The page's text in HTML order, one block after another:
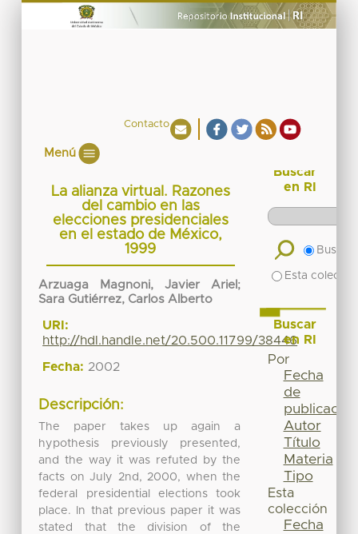
Contacto
Menú
La alianza virtual. Razones
del cambio en las
elecciones presidenciales
en el estado de México,
1999
Arzuaga Magnoni, Javier Ariel ;
Sara Gutiérrez, Carlos Alberto
URI:
http://hdl.handle.net/20.500.11799/38446
Fecha: 2002
Descripción:
The paper takes up again a
hypothesis previously presented,
and the way it was refuted by the
facts on July 2nd, 2000, when the
federal presidential elections took
place. In that previous paper it was
stated that the division of the
Buscar
en RI
Buscar
Esta
Buscar
en RI
Por
Fecha
de
publicación
Autor
Título
Materia
Tipo
Esta
colección
Fecha